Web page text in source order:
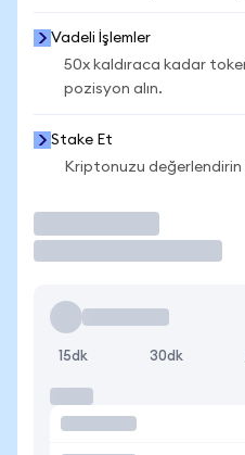
Vadeli İşlemler
50x kaldıraca kadar
pozisyon alın.
Stake Et
Kriptonuzu
15dk 30dk